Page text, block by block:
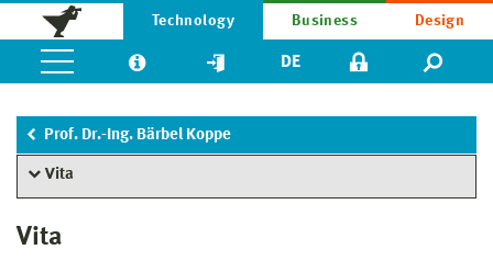
Technology Business Design
DE
Prof. Dr.-Ing. Bärbel Koppe
Vita
Vita